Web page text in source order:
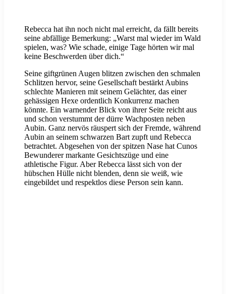
Rebecca hat ihn noch nicht mal erreicht, da fällt bereits
seine abfällige Bemerkung: „Warst mal wieder im Wald
spielen, was? Wie schade, einige Tage hörten wir mal
keine Beschwerden über dich.“
Seine giftgrünen Augen blitzen zwischen den schmalen
Schlitzen hervor, seine Gesellschaft bestärkt Aubins
schlechte Manieren mit seinem Gelächter, das einer
gehässigen Hexe ordentlich Konkurrenz machen
könnte. Ein warnender Blick von ihrer Seite reicht aus
und schon verstummt der dürre Wachposten neben
Aubin. Ganz nervös räuspert sich der Fremde, während
Aubin an seinem schwarzen Bart zupft und Rebecca
betrachtet. Abgesehen von der spitzen Nase hat Cunos
Bewunderer markante Gesichtszüge und eine
athletische Figur. Aber Rebecca lässt sich von der
hübschen Hülle nicht blenden, denn sie weiß, wie
eingebildet und respektlos diese Person sein kann.